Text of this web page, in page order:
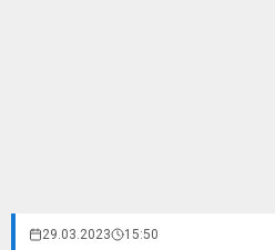
29.03.2023 15:50